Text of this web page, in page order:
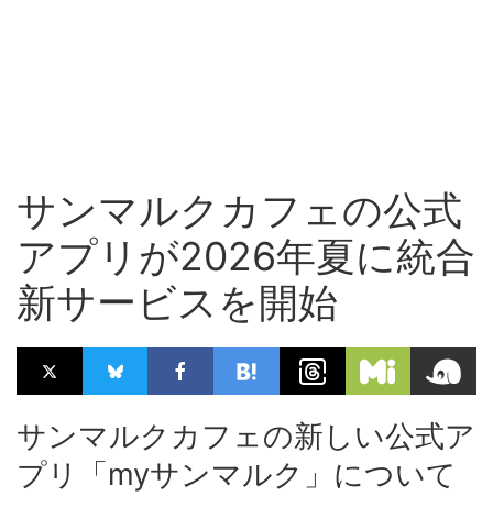
サンマルクカフェの公式
アプリが2026年夏に統合
新サービスを開始
サンマルクカフェの新しい公式ア
プリ「myサンマルク」について